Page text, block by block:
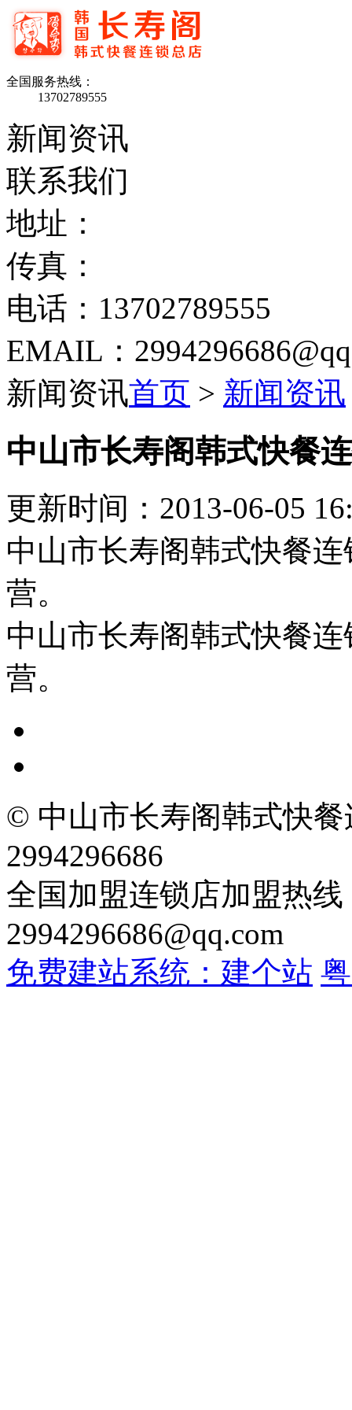
全国服务热线：
13702789555
新闻资讯
联系我们
地址：
传真：
电话：13702789555
EMAIL：
新闻资讯首页 > 新闻资讯
中山市长寿阁韩式快餐
更新时间：2013-06-05
中山市长寿阁韩式快餐
营。
中山市长寿阁韩式快餐
营。
© 中山市长寿阁韩式快
2994296686
全国加盟连锁店加盟热线
2994296686@qq.com
免费建站系统：建个站